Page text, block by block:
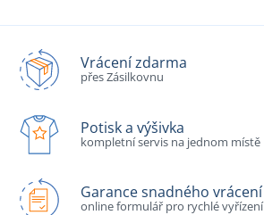
Vrácení zdarma
přes Zásilkovnu
Potisk a výšivka
kompletní servis na jednom místě
Garance snadného vrácení
online formulář pro rychlé vyřízení